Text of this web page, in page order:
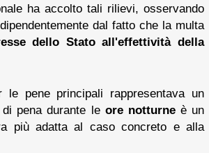
ha accolto tali rilievi, osservando
dal fatto che la multa
dello Stato all'effettività della
pene principali rappresentava un
pena durante le ore notturneè un
più adatta al caso concreto e alla